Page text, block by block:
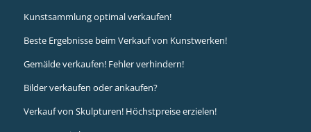
Kunstsammlung optimal verkaufen!
Beste Ergebnisse beim Verkauf von Kunstwerken!
Gemälde verkaufen! Fehler verhindern!
Bilder verkaufen oder ankaufen?
Verkauf von Skulpturen! Höchstpreise erzielen!